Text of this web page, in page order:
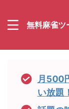
無料麻雀ツ
月500
い放題